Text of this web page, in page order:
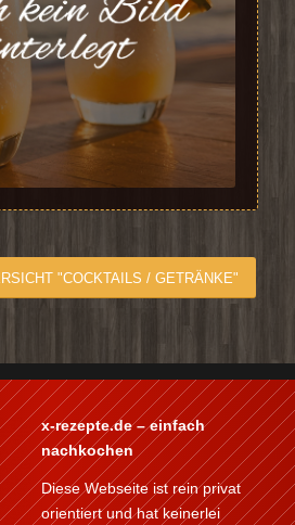
"COCKTAILS / GETRÄNKE"
x-rezepte.de – einfach
nachkochen
Diese Webseite ist rein privat
orientiert und hat keinerlei